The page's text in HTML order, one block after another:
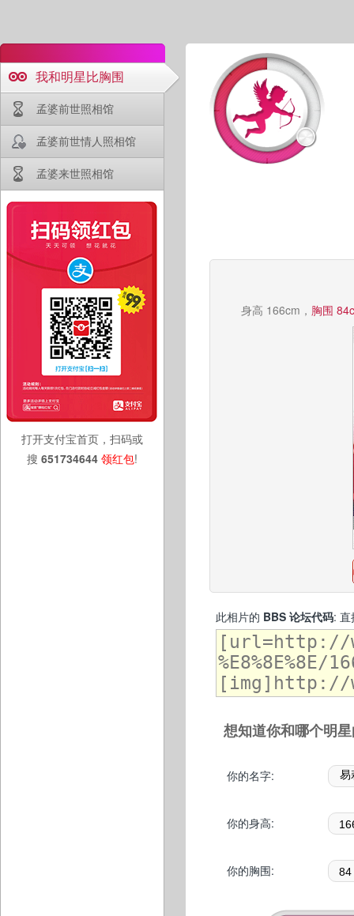
我和明星比胸围
孟婆前世照相馆
孟婆前世情人照相馆
孟婆来世照相馆
打开支付宝首页，扫码或
搜 651734644 领红包!
身高 166cm， 胸围
此相片的 BBS 论坛代码: 直
想知道你和哪个明
你的名字:
你的身高:
你的胸围: